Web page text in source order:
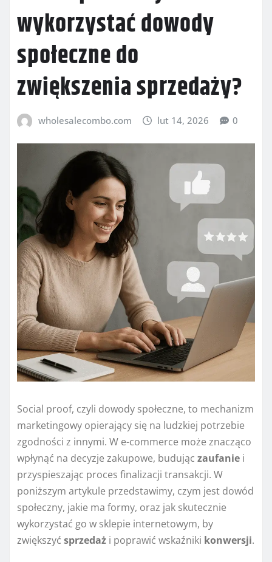
wykorzystać dowody
społeczne do
zwiększenia sprzedaży?
wholesalecombo.com lut 14, 2026 0
Social proof, czyli dowody społeczne, to mechanizm
marketingowy opierający się na ludzkiej potrzebie
zgodności z innymi. W e-commerce może znacząco
wpłynąć na decyzje zakupowe, budując zaufanie i
przyspieszając proces finalizacji transakcji. W
poniższym artykule przedstawimy, czym jest dowód
społeczny, jakie ma formy, oraz jak skutecznie
wykorzystać go w sklepie internetowym, by
zwiększyć sprzedaż i poprawić wskaźniki konwersji.